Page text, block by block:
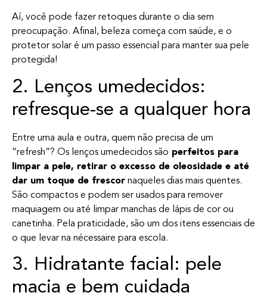
Aí, você pode fazer retoques durante o dia sem
preocupação. Afinal, beleza começa com saúde, e o
protetor solar é um passo essencial para manter sua pele
protegida!
2. Lenços umedecidos:
refresque-se a qualquer hora
Entre uma aula e outra, quem não precisa de um
“refresh”? Os lenços umedecidos são perfeitos para
limpar a pele, retirar o excesso de oleosidade e até
dar um toque de frescor naqueles dias mais quentes.
São compactos e podem ser usados para remover
maquiagem ou até limpar manchas de lápis de cor ou
canetinha. Pela praticidade, são um dos itens essenciais de
o que levar na nécessaire para escola.
3. Hidratante facial: pele
macia e bem cuidada